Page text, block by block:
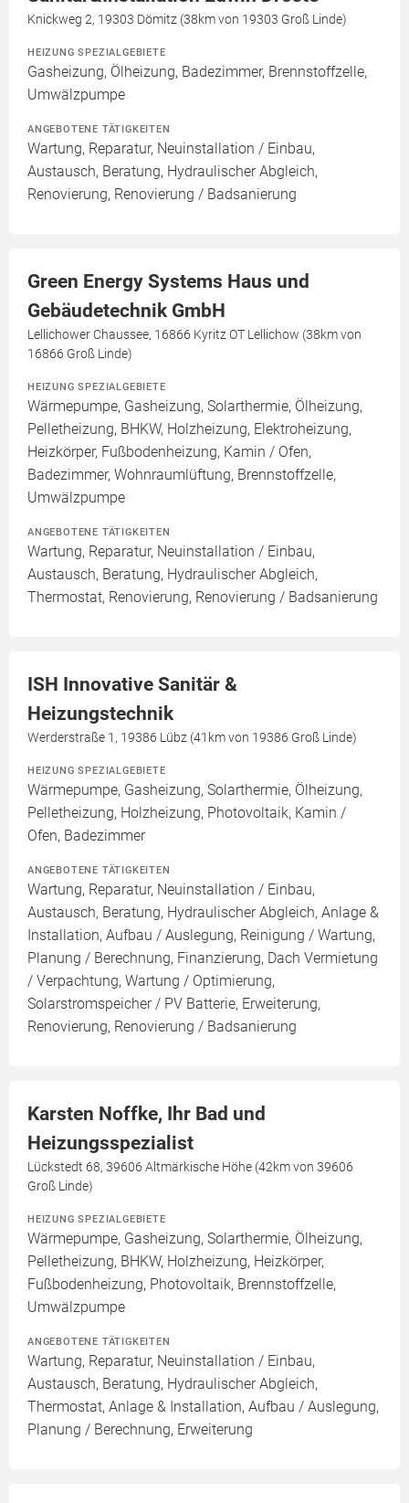
Knickweg 2, 19303 Dömitz (38km von 19303 Groß Linde)
HEIZUNG SPEZIALGEBIETE
Gasheizung, Ölheizung, Badezimmer, Brennstoffzelle,
Umwälzpumpe
ANGEBOTENE TÄTIGKEITEN
Wartung, Reparatur, Neuinstallation / Einbau,
Austausch, Beratung, Hydraulischer Abgleich,
Renovierung, Renovierung / Badsanierung
Green Energy Systems Haus und
Gebäudetechnik GmbH
Lellichower Chaussee, 16866 Kyritz OT Lellichow (38km von
16866 Groß Linde)
HEIZUNG SPEZIALGEBIETE
Wärmepumpe, Gasheizung, Solarthermie, Ölheizung,
Pelletheizung, BHKW, Holzheizung, Elektroheizung,
Heizkörper, Fußbodenheizung, Kamin / Ofen,
Badezimmer, Wohnraumlüftung, Brennstoffzelle,
Umwälzpumpe
ANGEBOTENE TÄTIGKEITEN
Wartung, Reparatur, Neuinstallation / Einbau,
Austausch, Beratung, Hydraulischer Abgleich,
Thermostat, Renovierung, Renovierung / Badsanierung
ISH Innovative Sanitär &
Heizungstechnik
Werderstraße 1, 19386 Lübz (41km von 19386 Groß Linde)
HEIZUNG SPEZIALGEBIETE
Wärmepumpe, Gasheizung, Solarthermie, Ölheizung,
Pelletheizung, Holzheizung, Photovoltaik, Kamin /
Ofen, Badezimmer
ANGEBOTENE TÄTIGKEITEN
Wartung, Reparatur, Neuinstallation / Einbau,
Austausch, Beratung, Hydraulischer Abgleich, Anlage &
Installation, Aufbau / Auslegung, Reinigung / Wartung,
Planung / Berechnung, Finanzierung, Dach Vermietung
/ Verpachtung, Wartung / Optimierung,
Solarstromspeicher / PV Batterie, Erweiterung,
Renovierung, Renovierung / Badsanierung
Karsten Noffke, Ihr Bad und
Heizungsspezialist
Lückstedt 68, 39606 Altmärkische Höhe (42km von 39606
Groß Linde)
HEIZUNG SPEZIALGEBIETE
Wärmepumpe, Gasheizung, Solarthermie, Ölheizung,
Pelletheizung, BHKW, Holzheizung, Heizkörper,
Fußbodenheizung, Photovoltaik, Brennstoffzelle,
Umwälzpumpe
ANGEBOTENE TÄTIGKEITEN
Wartung, Reparatur, Neuinstallation / Einbau,
Austausch, Beratung, Hydraulischer Abgleich,
Thermostat, Anlage & Installation, Aufbau / Auslegung,
Planung / Berechnung, Erweiterung